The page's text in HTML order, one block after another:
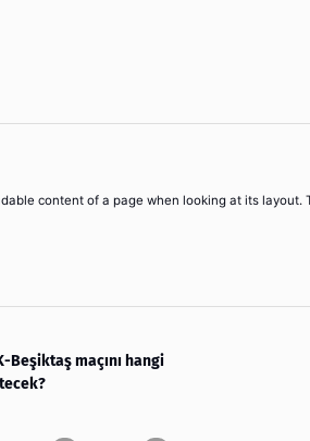
content of a page when looking at its layout.
Beşiktaş maçını hangi